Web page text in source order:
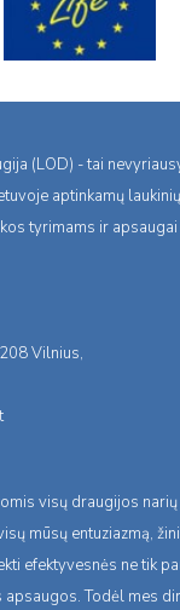
(LOD) - tai
aptinkamų
tyrimams ir
Vilnius,
visų draugijos narių
mūsų entuziazmą,
efektyvesnės ne tik
Todėl mes